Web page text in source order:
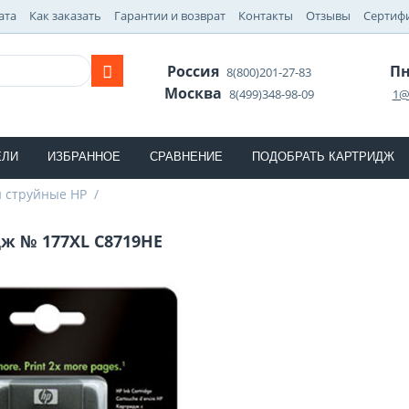
Как заказать Гарантии и возврат Контакты Отзывы
Россия8(800)201-27-83
Москва8(499)348-98-09
ИЗБРАННОЕ СРАВНЕНИЕ ПОДОБРАТЬ КАРТРИДЖ
HP /
№ 177XL C8719HE